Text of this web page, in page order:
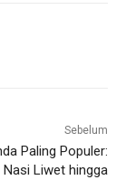
Sebelum
Paling Populer:
Nasi Liwet hingga